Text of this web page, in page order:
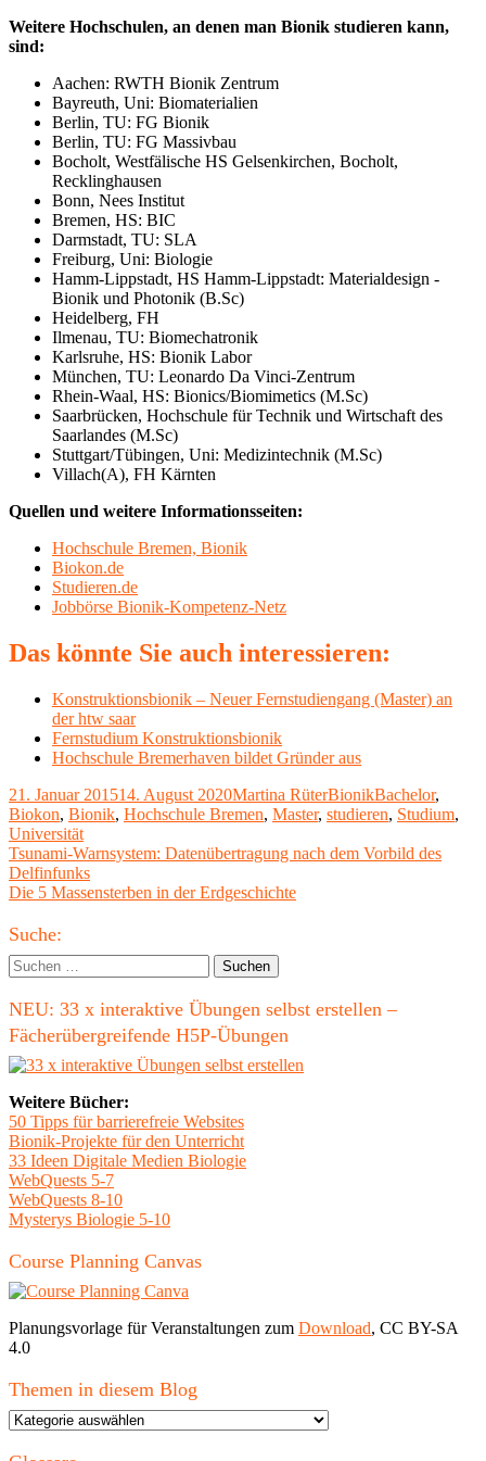
Weitere Hochschulen, an denen man Bionik studieren kann,
sind:
Aachen: RWTH Bionik Zentrum
Bayreuth, Uni: Biomaterialien
Berlin, TU: FG Bionik
Berlin, TU: FG Massivbau
Bocholt, Westfälische HS Gelsenkirchen, Bocholt,
Recklinghausen
Bonn, Nees Institut
Bremen, HS: BIC
Darmstadt, TU: SLA
Freiburg, Uni: Biologie
Hamm-Lippstadt, HS Hamm-Lippstadt: Materialdesign -
Bionik und Photonik (B.Sc)
Heidelberg, FH
Ilmenau, TU: Biomechatronik
Karlsruhe, HS: Bionik Labor
München, TU: Leonardo Da Vinci-Zentrum
Rhein-Waal, HS: Bionics/Biomimetics (M.Sc)
Saarbrücken, Hochschule für Technik und Wirtschaft des
Saarlandes (M.Sc)
Stuttgart/Tübingen, Uni: Medizintechnik (M.Sc)
Villach(A), FH Kärnten
Quellen und weitere Informationsseiten:
Hochschule Bremen, Bionik
Biokon.de
Studieren.de
Jobbörse Bionik-Kompetenz-Netz
Das könnte Sie auch interessieren:
Konstruktionsbionik – Neuer Fernstudiengang (Master) an
der htw saar
Fernstudium Konstruktionsbionik
Hochschule Bremerhaven bildet Gründer aus
Veröffentlicht
am
21. Januar 201514. August 2020Autor
Martina RüterKategorien
BionikSchlagwörter
Bachelor,
Biokon, Bionik, Hochschule Bremen, Master, studieren, Studium,
Universität
Beitragsnavigation
Vorheriger
Beitrag:
Tsunami-Warnsystem: Datenübertragung nach dem Vorbild des
Delfinfunks
Nächster
Die 5 Massensterben in der Erdgeschichte
Haupt-
Seitenleiste
Suche:
Suchen
nach:
NEU: 33 x interaktive Übungen selbst erstellen –
Fächerübergreifende H5P-Übungen
Weitere Bücher:
50 Tipps für barrierefreie Websites
Bionik-Projekte für den Unterricht
33 Ideen Digitale Medien Biologie
WebQuests 5-7
WebQuests 8-10
Mysterys Biologie 5-10
Course Planning Canvas
Planungsvorlage für Veranstaltungen zum Download, CC BY-SA
4.0
Themen in diesem Blog
Themen
diesem